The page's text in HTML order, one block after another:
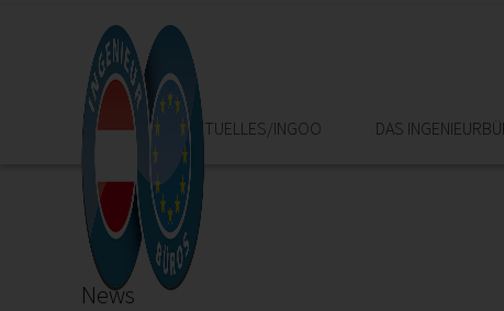
HOME AKTUELLES/INGOO DAS
News